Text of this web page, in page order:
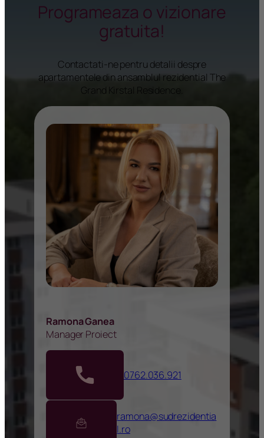
Programeaza o vizionare
gratuita!
Contactati-ne pentru detalii despre
apartamentele din ansamblul rezidential The
Grand Kirstal Residence.
Ramona Ganea
Manager Proiect
0762.036.921
ramona@sudrezidentia
l.ro